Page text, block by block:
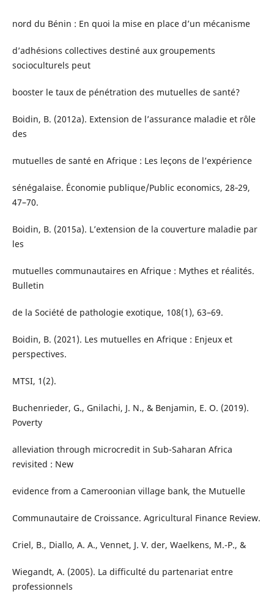
nord du Bénin : En quoi la mise en place d’un mécanisme
d’adhésions collectives destiné aux groupements
socioculturels peut
booster le taux de pénétration des mutuelles de santé?
Boidin, B. (2012a). Extension de l’assurance maladie et rôle
des
mutuelles de santé en Afrique : Les leçons de l’expérience
sénégalaise. Économie publique/Public economics, 28‑29,
47–70.
Boidin, B. (2015a). L’extension de la couverture maladie par
les
mutuelles communautaires en Afrique : Mythes et réalités.
Bulletin
de la Société de pathologie exotique, 108(1), 63–69.
Boidin, B. (2021). Les mutuelles en Afrique : Enjeux et
perspectives.
MTSI, 1(2).
Buchenrieder, G., Gnilachi, J. N., & Benjamin, E. O. (2019).
Poverty
alleviation through microcredit in Sub-Saharan Africa
revisited : New
evidence from a Cameroonian village bank, the Mutuelle
Communautaire de Croissance. Agricultural Finance Review.
Criel, B., Diallo, A. A., Vennet, J. V. der, Waelkens, M.-P., &
Wiegandt, A. (2005). La difficulté du partenariat entre
professionnels